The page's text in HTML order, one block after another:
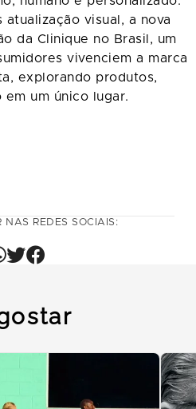
atualização visual, a nova
da Clinique no Brasil, um
vivenciem a marca
explorando produtos,
um único lugar.
NAS REDES SOCIAIS: